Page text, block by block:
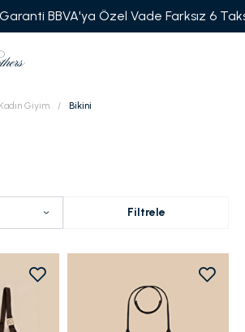
Özel Vade Farksız 6 Taksit
Kadın Giyim Bikini
Filtrele